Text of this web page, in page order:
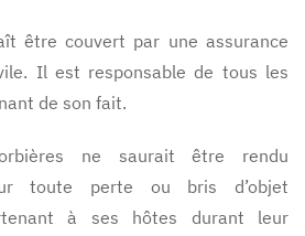
être couvert par une assurance
Il est responsable de tous les
de son fait.
ne saurait être rendu
toute perte ou bris d’objet
à ses hôtes durant leur